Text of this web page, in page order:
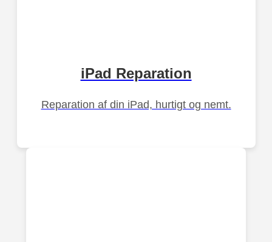
iPad Reparation
Reparation af din iPad, hurtigt og nemt.